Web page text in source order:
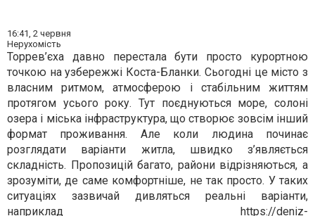
16:41, 2 червня
Нерухомість
Торрев’єха давно перестала бути просто курортною
точкою на узбережжі Коста-Бланки. Сьогодні це місто з
власним ритмом, атмосферою і стабільним життям
протягом усього року. Тут поєднуються море, солоні
озера і міська інфраструктура, що створює зовсім інший
формат проживання. Але коли людина починає
розглядати варіанти житла, швидко з’являється
складність. Пропозицій багато, райони відрізняються, а
зрозуміти, де саме комфортніше, не так просто. У таких
ситуаціях зазвичай дивляться реальні варіанти,
наприклад https://deniz-